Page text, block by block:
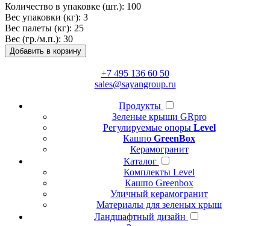
Количество в упаковке (шт.): 100
Вес упаковки (кг): 3
Вес палеты (кг): 25
Вес (гр./м.п.): 30
Добавить в корзину
+7 495 136 60 50
sales@sayangroup.ru
Продукты
Зеленые крыши GRpro
Регулируемые опоры Level
Кашпо GreenBox
Керамогранит
Каталог
Комплекты Level
Кашпо Greenbox
Уличный керамогранит
Материалы для зеленых крыш
Ландшафтный дизайн